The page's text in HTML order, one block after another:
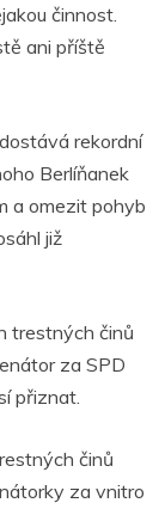
činnost.
ani příště
rekordní
Berlíňanek
a omezit pohyb
již
trestných činů
za SPD
přiznat.
činů
za vnitro